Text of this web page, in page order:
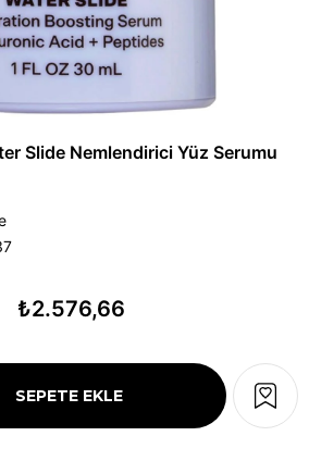
Slide Nemlendirici Yüz Serumu
₺2.576,66